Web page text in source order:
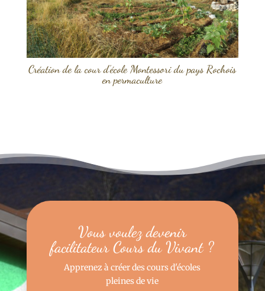
Création de la cour d’école Montessori du pays Rochois
en permaculture
Vous voulez devenir
facilitateur Cours du Vivant ?
Apprenez à créer des cours d'écoles
pleines de vie